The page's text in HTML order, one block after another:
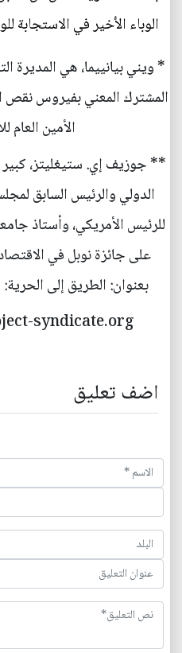
الوباء الأخير في الاستجابة
* ويني بيانييما، هي المديرة
المشترك المعني بفيروس نقص
الأمين العام
** جوزيف إي. ستيغليتز، كبير
الدولي والرئيس السابق
للرئيس الأمريكي، وأستاذ
على جائزة نوبل في
بعنوان: الطريق إلى
syndicate.org/
اضف تعليق